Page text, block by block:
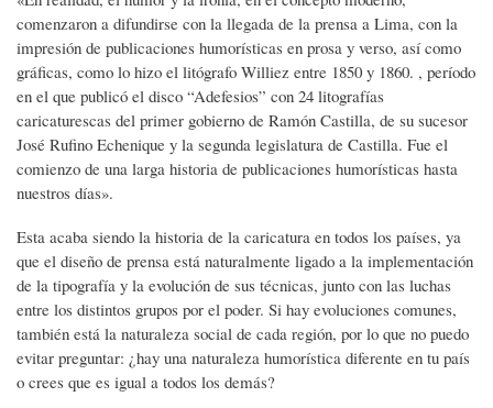
comenzaron a difundirse con la llegada de la prensa a Lima, con la
impresión de publicaciones humorísticas en prosa y verso, así como
gráficas, como lo hizo el litógrafo Williez entre 1850 y 1860. , período
en el que publicó el disco “Adefesios” con 24 litografías
caricaturescas del primer gobierno de Ramón Castilla, de su sucesor
José Rufino Echenique y la segunda legislatura de Castilla. Fue el
comienzo de una larga historia de publicaciones humorísticas hasta
nuestros días».
Esta acaba siendo la historia de la caricatura en todos los países, ya
que el diseño de prensa está naturalmente ligado a la implementación
de la tipografía y la evolución de sus técnicas, junto con las luchas
entre los distintos grupos por el poder. Si hay evoluciones comunes,
también está la naturaleza social de cada región, por lo que no puedo
evitar preguntar: ¿hay una naturaleza humorística diferente en tu país
o crees que es igual a todos los demás?